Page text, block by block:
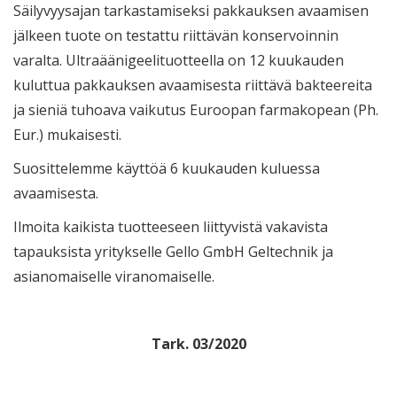
Säilyvyysajan tarkastamiseksi pakkauksen avaamisen
jälkeen tuote on testattu riittävän konservoinnin
varalta. Ultraäänigeelituotteella on 12 kuukauden
kuluttua pakkauksen avaamisesta riittävä bakteereita
ja sieniä tuhoava vaikutus Euroopan farmakopean (Ph.
Eur.) mukaisesti.
Suosittelemme käyttöä 6 kuukauden kuluessa
avaamisesta.
Ilmoita kaikista tuotteeseen liittyvistä vakavista
tapauksista yritykselle Gello GmbH Geltechnik ja
asianomaiselle viranomaiselle.
Tark. 03/2020